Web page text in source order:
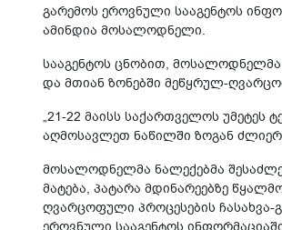
გარემოს ეროვნული სააგენტოს
ამინდია მოსალოდნელი.
სააგენტოს ცნობით, მოსალოდნელმა
და მთიან ზონებში მეწყრულ-
„21-22 მაისს საქართველოს
აღმოსავლეთ ნაწილში ზოგან
მოსალოდნელმა ნალექებმა
მატება, პატარა მდინარეებზე
ღვარცოფული პროცესების ჩასახვა-